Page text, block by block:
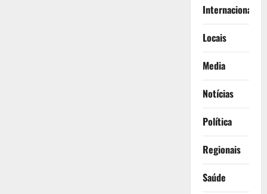
Internacionais
Locais
Media
Notícias
Política
Regionais
Saúde